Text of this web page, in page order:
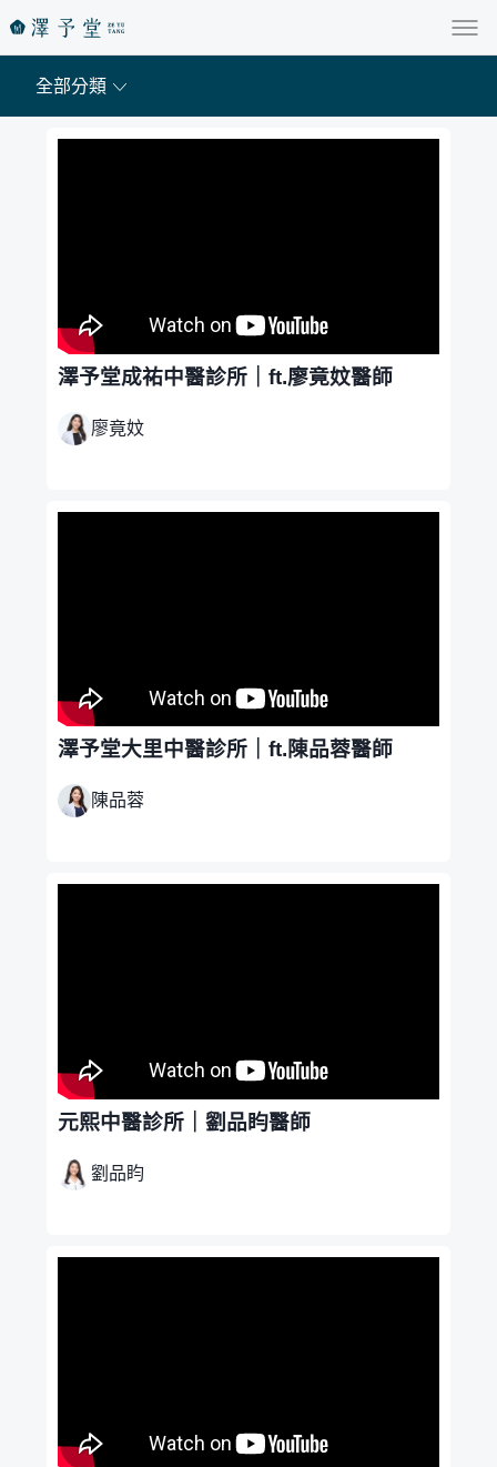
全部分類
澤予堂成祐中醫診所｜ft.廖竟妏醫師
廖竟妏
澤予堂大里中醫診所｜ft.陳品蓉醫師
陳品蓉
元熙中醫診所｜劉品盷醫師
劉品盷